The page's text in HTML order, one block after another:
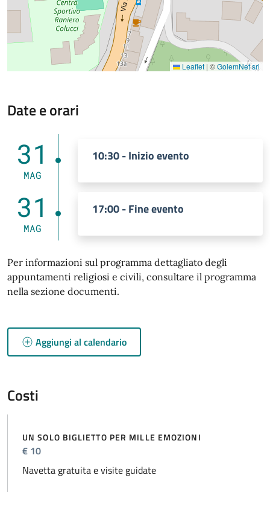
Leaflet | ©GolemNet srl
Date e orari
31
MAG
10:30 - Inizio evento
31
MAG
17:00 - Fine evento
Per informazioni sul programma dettagliato degli
appuntamenti religiosi e civili, consultare il programma
nella sezione documenti.
Aggiungi al calendario
Costi
UN SOLO BIGLIETTO PER MILLE EMOZIONI
€ 10
Navetta gratuita e visite guidate